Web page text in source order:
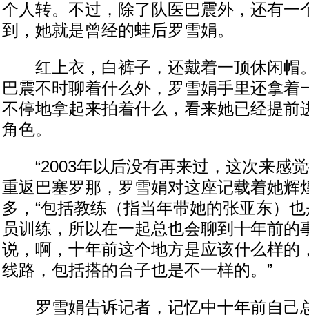
个人转。不过，除了队医巴震外，还有一
到，她就是曾经的蛙后罗雪娟。
红上衣，白裤子，还戴着一顶休闲帽
巴震不时聊着什么外，罗雪娟手里还拿着
不停地拿起来拍着什么，看来她已经提前
角色。
“2003年以后没有再来过，这次来感觉
重返巴塞罗那，罗雪娟对这座记载着她辉
多，“包括教练（指当年带她的张亚东）
员训练，所以在一起总也会聊到十年前的
说，啊，十年前这个地方是应该什么样的
线路，包括搭的台子也是不一样的。”
罗雪娟告诉记者，记忆中十年前自己